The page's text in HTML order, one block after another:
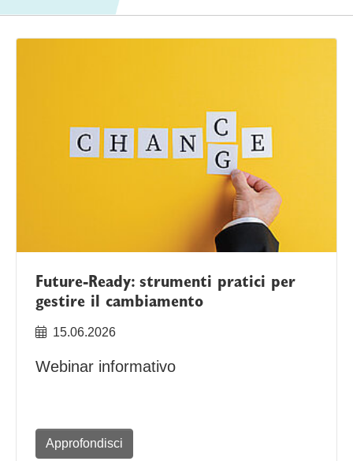
Future-Ready: strumenti pratici per
gestire il cambiamento
15.06.2026
Webinar informativo
Approfondisci